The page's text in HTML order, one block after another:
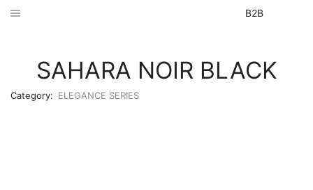
B2B
SAHARA NOIR BLACK
Category: ELEGANCE SERIES